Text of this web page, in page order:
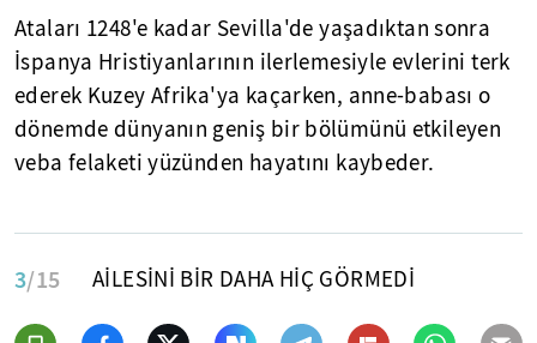
Ataları 1248'e kadar Sevilla'de yaşadıktan sonra
İspanya Hristiyanlarının ilerlemesiyle evlerini terk
ederek Kuzey Afrika'ya kaçarken, anne-babası o
dönemde dünyanın geniş bir bölümünü etkileyen
veba felaketi yüzünden hayatını kaybeder.
3/15 AİLESİNİ BİR DAHA HİÇ GÖRMEDİ